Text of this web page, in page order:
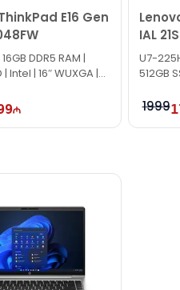
E16 Gen
DDR5 RAM |
| Intel | 16″ WUXGA |
IAL
U7-
512GB
1999